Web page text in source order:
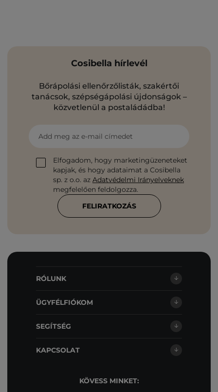
Cosibella hírlevél
Bőrápolási ellenőrzőlisták, szakértői
tanácsok, szépségápolási újdonságok –
közvetlenül a postaládádba!
Add meg az e-mail címedet
Elfogadom, hogy marketingüzeneteket
kapjak, és hogy adataimat a Cosibella
sp. z o.o. az Adatvédelmi Irányelveknek
megfelelően feldolgozza.
FELIRATKOZÁS
RÓLUNK
ÜGYFÉLFIÓKOM
SEGÍTSÉG
KAPCSOLAT
KÖVESS MINKET: